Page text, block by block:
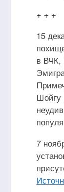
+ + +
15
в ВЧК,
Шойгу
7